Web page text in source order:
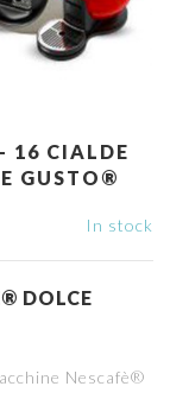
16 CIALDE
GUSTO®
In stock
DOLCE
Nescafè®